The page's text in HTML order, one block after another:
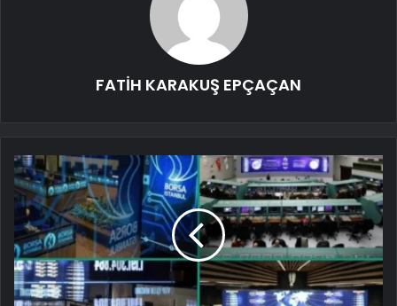
FATİH KARAKUŞ EPÇAÇAN